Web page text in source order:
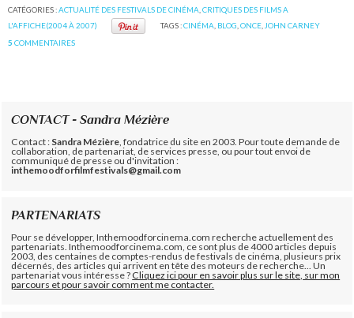
CATÉGORIES :ACTUALITÉ DES FESTIVALS DE CINÉMA ,CRITIQUES DES FILMS A
L'AFFICHE(2004 À 2007)
TAGS :CINÉMA BLOG ONCE, JOHN CARNEY
5 COMMENTAIRES
CONTACT - Sandra Mézière
Contact : Sandra Mézière , fondatrice du site en 2003. Pour toute demande de
collaboration, de partenariat, de services presse, ou pour tout envoi de
communiqué de presse ou d'invitation :
inthemoodforfilmfestivals@gmail.com
PARTENARIATS
Pour se développer, Inthemoodforcinema.com recherche actuellement des
partenariats. Inthemoodforcinema.com, ce sont plus de 4000 articles depuis
2003, des centaines de comptes-rendus de festivals de cinéma, plusieurs prix
décernés, des articles qui arrivent en tête des moteurs de recherche... Un
partenariat vous intéresse ?Cliquez ici pour en savoir plus sur le site, sur mon
parcours et pour savoir comment me contacter.